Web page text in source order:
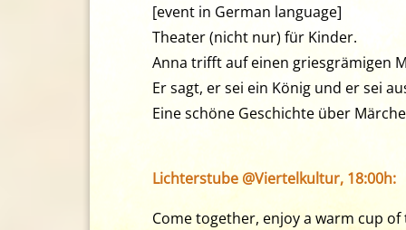
[event in German language]
Theater (nicht nur) für Kinder.
Anna trifft auf einen griesgrämigen
Er sagt, er sei ein König und er sei
Eine schöne Geschichte über
Lichterstube @Viertelkultur, 18:00h:
Come together, enjoy a warm cup